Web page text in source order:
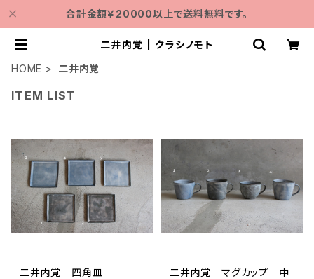
合計金額￥20000以上で送料無料です。
二井内覚 | クラシノモト
HOME
二井内覚
ITEM LIST
二井内覚 四角皿
二井内覚 マグカップ 中